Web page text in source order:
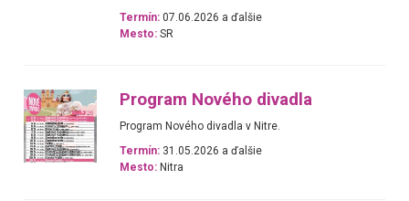
Termín: 07.06.2026 a ďalšie
Mesto: SR
Program Nového divadla
Program Nového divadla v Nitre.
Termín: 31.05.2026 a ďalšie
Mesto: Nitra